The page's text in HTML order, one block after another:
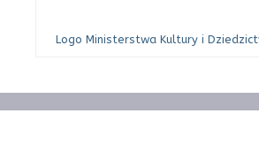
Logo Ministerstwa Kultury i